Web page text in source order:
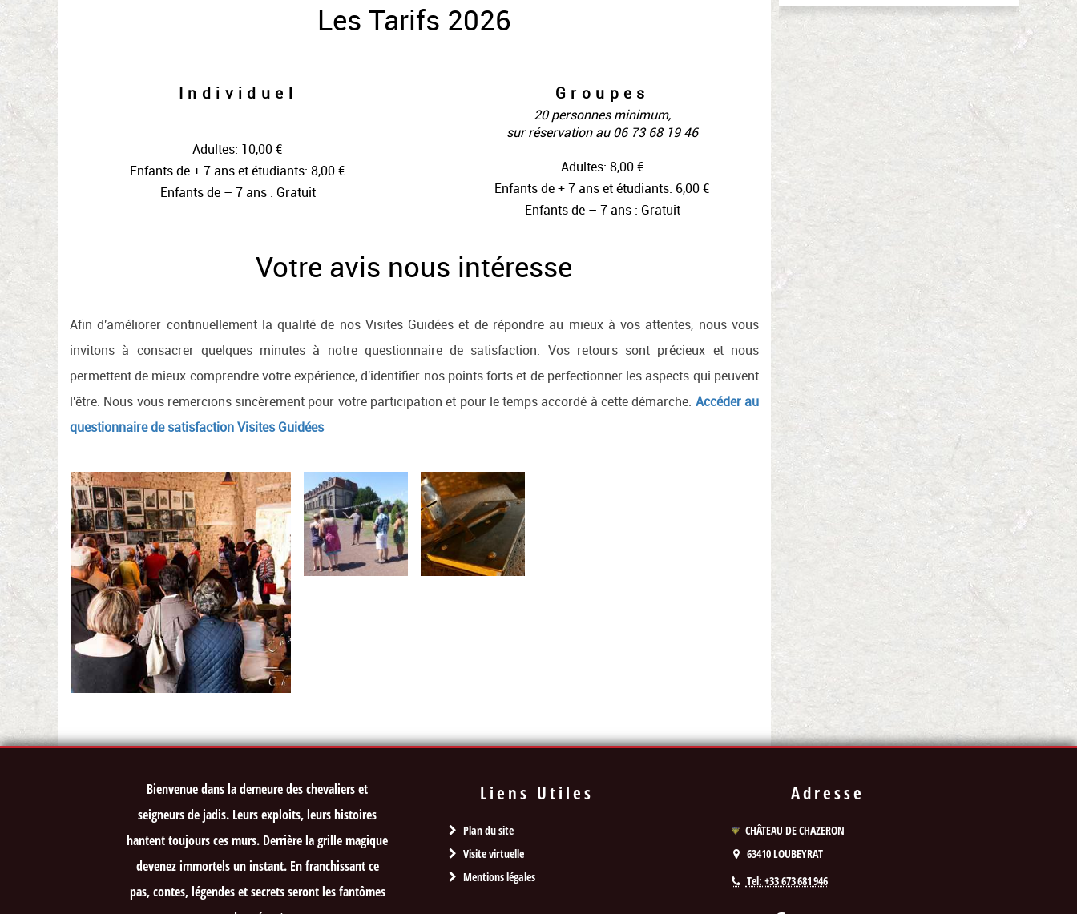
Les Tarifs 2026
Individuel
Adultes: 10,00 €
Enfants de + 7 ans et étudiants: 8,00 €
Enfants de – 7 ans : Gratuit
Groupes
20 personnes minimum,
sur réservation au 06 73 68 19 46
Adultes: 8,00 €
Enfants de + 7 ans et étudiants: 6,00 €
Enfants de – 7 ans : Gratuit
Votre avis nous intéresse
Afin d'améliorer continuellement la qualité de nos Visites Guidées et de répondre au mieux à vos attentes, nous vous
invitons à consacrer quelques minutes à notre questionnaire de satisfaction. Vos retours sont précieux et nous
permettent de mieux comprendre votre expérience, d'identifier nos points forts et de perfectionner les aspects qui peuvent
l'être. Nous vous remercions sincèrement pour votre participation et pour le temps accordé à cette démarche. Accéder au
questionnaire de satisfaction Visites Guidées
Bienvenue dans la demeure des chevaliers et
seigneurs de jadis. Leurs exploits, leurs histoires
hantent toujours ces murs. Derrière la grille magique
devenez immortels un instant. En franchissant ce
pas, contes, légendes et secrets seront les fantômes
Liens Utiles
Plan du site
Visite virtuelle
Mentions légales
Adresse
CHÂTEAU DE CHAZERON
63410LOUBEYRAT
Tel: +33 673 681 946